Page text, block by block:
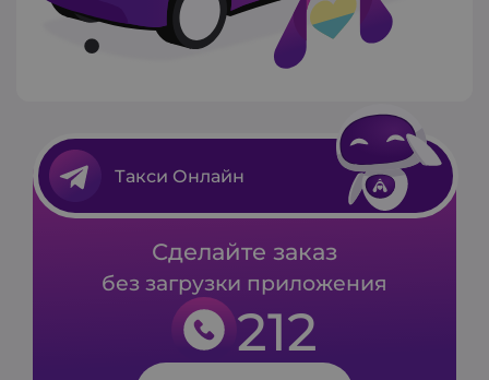
Сделайте заказ
без загрузки приложения
212
Такси Онлайн